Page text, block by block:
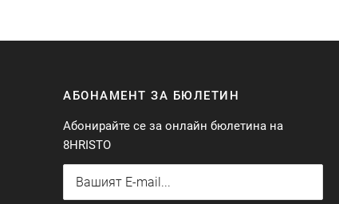
АБОНАМЕНТ ЗА БЮЛЕТИН
Абонирайте се за онлайн бюлетина на
8HRISTO